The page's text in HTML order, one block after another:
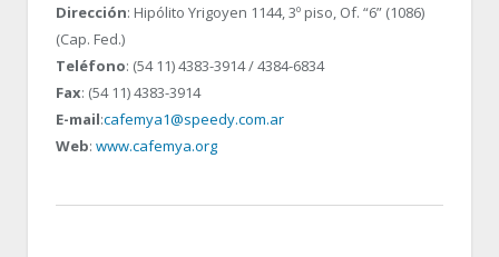
Dirección: Hipólito Yrigoyen 1144, 3º piso, Of. “6” (1086)
(Cap. Fed.)
Teléfono: (54 11) 4383-3914 / 4384-6834
Fax: (54 11) 4383-3914
E-mail:cafemya1@speedy.com.ar
Web: www.cafemya.org